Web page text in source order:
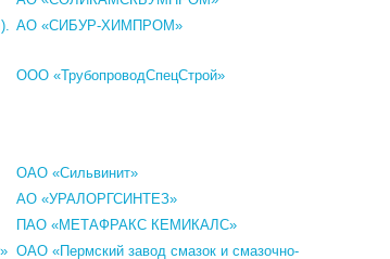
АО «СИБУР-ХИМПРОМ»
ООО «ТрубопроводСпецСтрой»
ОАО «Сильвинит»
АО «УРАЛОРГСИНТЕЗ»
ПАО «МЕТАФРАКС КЕМИКАЛС»
ОАО «Пермский завод смазок и смазочно-